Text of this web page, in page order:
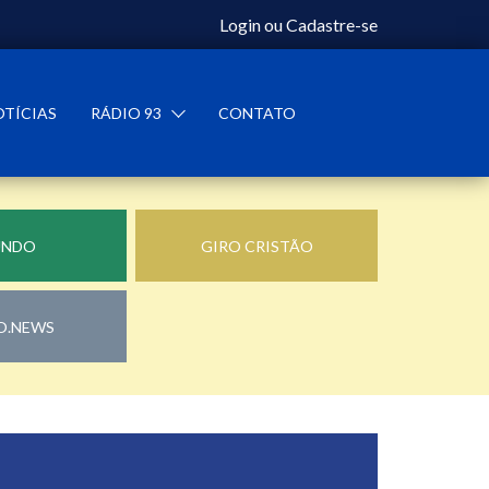
LoginouCadastre-se
RÁDIO 93 CONTATO
GIRO CRISTÃO